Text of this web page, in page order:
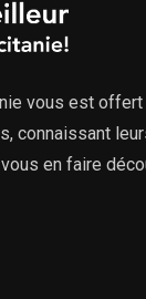
vous est
connaissant
en faire